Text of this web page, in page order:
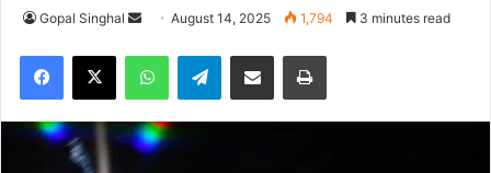
Gopal Singhal
n
d
a
n
August 14, 2025 1,794 3 minutes read
Telegram